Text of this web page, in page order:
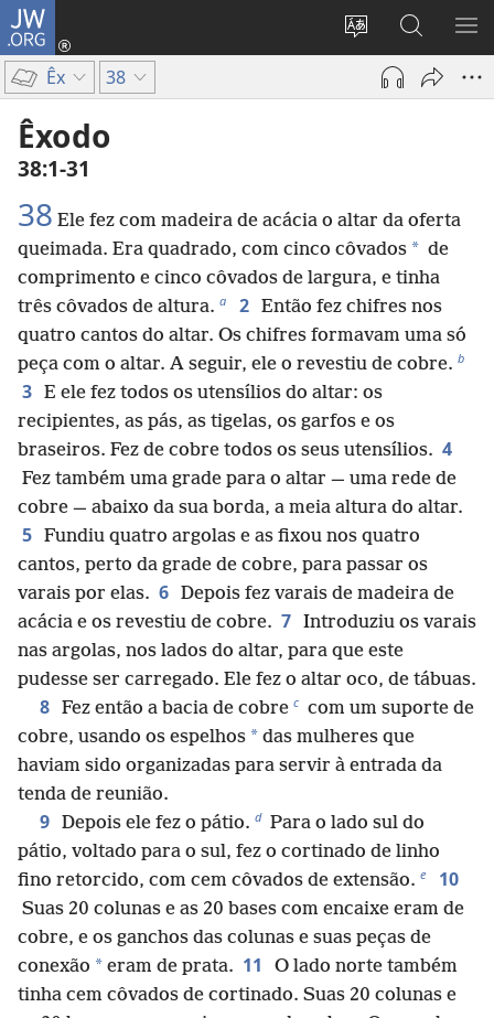
JW.ORG
Mudar
idioma
Log
Buscar
no
JW.ORG
Êx 38
Êxodo
38:1-31
38 Ele fez com madeira de acácia o altar da oferta
queimada. Era quadrado, com cinco côvados * de
comprimento e cinco côvados de largura, e tinha
três côvados de altura. a 2 Então fez chifres nos
quatro cantos do altar. Os chifres formavam uma só
peça com o altar. A seguir, ele o revestiu de cobre. b
3 E ele fez todos os utensílios do altar: os
recipientes, as pás, as tigelas, os garfos e os
braseiros. Fez de cobre todos os seus utensílios. 4
Fez também uma grade para o altar — uma rede de
cobre — abaixo da sua borda, a meia altura do altar.
5 Fundiu quatro argolas e as fixou nos quatro
cantos, perto da grade de cobre, para passar os
varais por elas. 6 Depois fez varais de madeira de
acácia e os revestiu de cobre. 7 Introduziu os varais
nas argolas, nos lados do altar, para que este
pudesse ser carregado. Ele fez o altar oco, de tábuas.
8 Fez então a bacia de cobre c com um suporte de
cobre, usando os espelhos * das mulheres que
haviam sido organizadas para servir à entrada da
tenda de reunião.
9 Depois ele fez o pátio. d Para o lado sul do
pátio, voltado para o sul, fez o cortinado de linho
fino retorcido, com cem côvados de extensão. e 10
Suas 20 colunas e as 20 bases com encaixe eram de
cobre, e os ganchos das colunas e suas peças de
conexão * eram de prata. 11
O lado norte também
tinha cem côvados de cortinado. Suas 20 colunas e